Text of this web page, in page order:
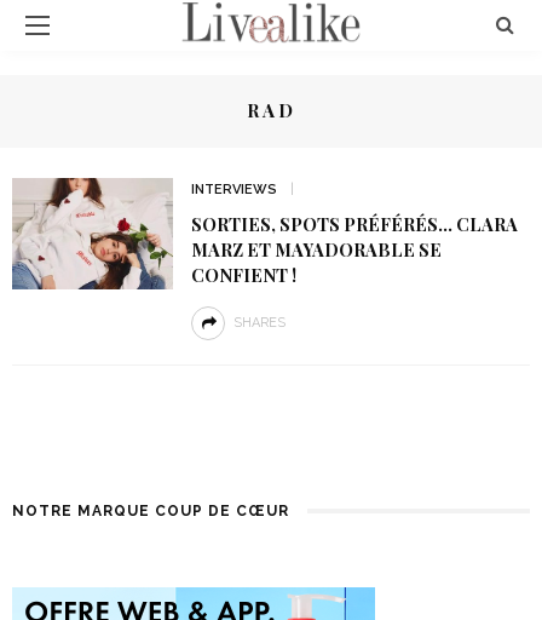
RAD
INTERVIEWS
SORTIES, SPOTS PRÉFÉRÉS… CLARA
MARZ ET MAYADORABLE SE
CONFIENT !
SHARES
NOTRE MARQUE COUP DE CŒUR